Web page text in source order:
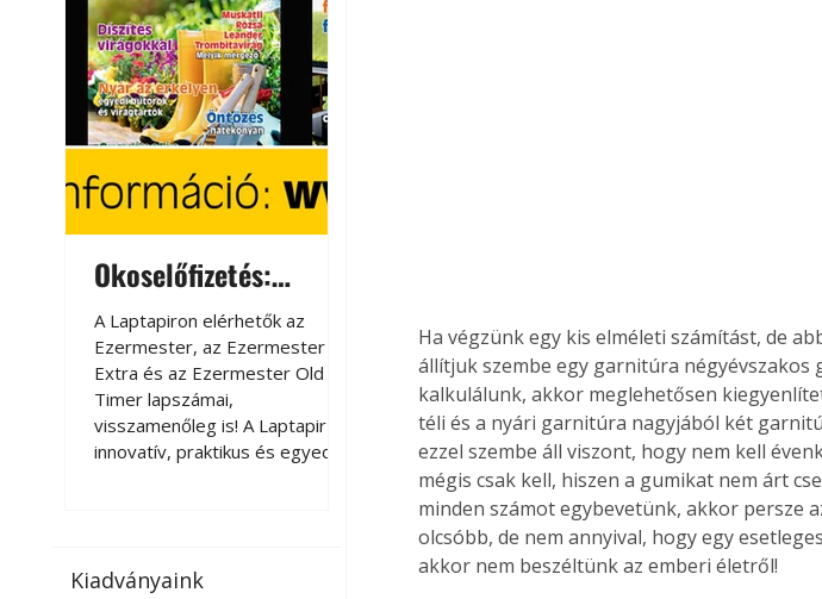
Okoselőfizetés:
Ezermester Extra
A Laptapiron elérhetők az
Ezermester, az Ezermester
Extra és az Ezermester Old
Timer lapszámai,
visszamenőleg is! A Laptapir új,
innovatív, praktikus és egyedi
az otthonában, útközben vagy
Ezermester, az Ezermester
Extra és az Ezermester Old
Timer lapszámai,
visszamenőleg is! A Laptapir új,
innovatív, praktikus és egyedi
megoldás a nyomtatott
magazinok digitális olvasására
számítógépen, okostelefonon
vagy táblagépen. Kényelmesen
könyvek tetszőleges
párosítással
áron, 0 Ft
megrendelhetők!
Kiadványaink
Ha végzünk egy kis elméleti számítást, de
állítjuk szembe egy garnitúra négyévszakos
kalkulálunk, akkor meglehetősen
téli és a nyári garnitúra nagyjából két
ezzel szembe áll viszont, hogy nem kell
mégis csak kell, hiszen a gumikat nem árt
minden számot egybevetünk, akkor persze
olcsóbb, de nem annyival, hogy egy
akkor nem beszéltünk az emberi életről!